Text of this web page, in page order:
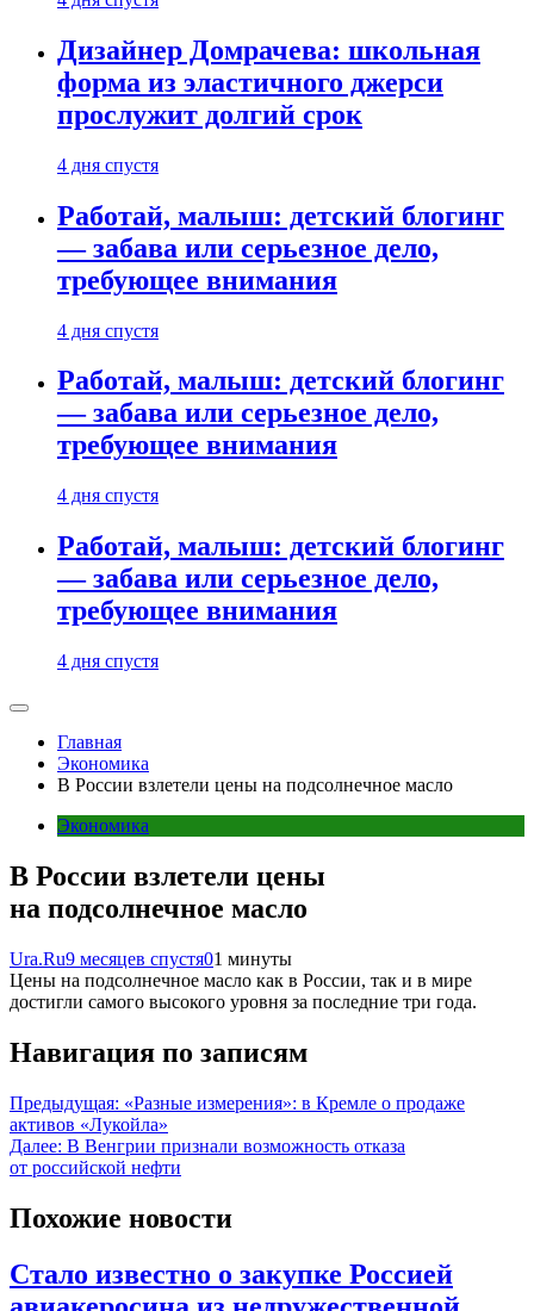
Дизайнер Домрачева: школьная
форма из эластичного джерси
прослужит долгий срок
4 дня спустя
Работай, малыш: детский блогинг
— забава или серьезное дело,
требующее внимания
4 дня спустя
Работай, малыш: детский блогинг
— забава или серьезное дело,
требующее внимания
4 дня спустя
Работай, малыш: детский блогинг
— забава или серьезное дело,
требующее внимания
4 дня спустя
Главная
Экономика
В России взлетели цены на подсолнечное масло
Экономика
В России взлетели цены
на подсолнечное масло
Ura.Ru9 месяцев спустя01 минуты
Цены на подсолнечное масло как в России, так и в мире
достигли самого высокого уровня за последние три года.
Навигация по записям
Предыдущая: «Разные измерения»: в Кремле о продаже
активов «Лукойла»
Далее: В Венгрии признали возможность отказа
от российской нефти
Похожие новости
Стало известно о закупке Россией